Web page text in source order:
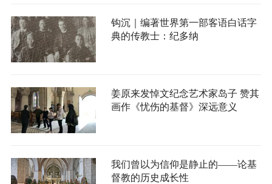
钩沉｜编著世界第一部客语白话字
典的传教士：纪多纳
姜原来发悼文纪念艺术家岛子 赞其
画作《忧伤的基督》深远意义
我们曾以为信仰是静止的——论基
督教的历史成长性